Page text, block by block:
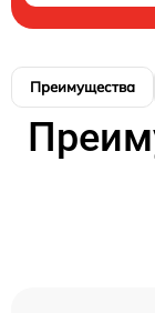
Преимущества